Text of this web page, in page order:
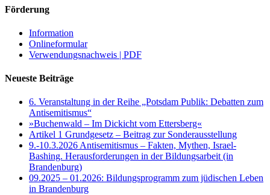
Förderung
Information
Onlineformular
Verwendungsnachweis | PDF
Neueste Beiträge
6. Veranstaltung in der Reihe „Potsdam Publik: Debatten zum
Antisemitismus“
»Buchenwald – Im Dickicht vom Ettersberg«
Artikel 1 Grundgesetz – Beitrag zur Sonderausstellung
9.-10.3.2026 Antisemitismus – Fakten, Mythen, Israel-
Bashing. Herausforderungen in der Bildungsarbeit (in
Brandenburg)
09.2025 – 01.2026: Bildungsprogramm zum jüdischen Leben
in Brandenburg